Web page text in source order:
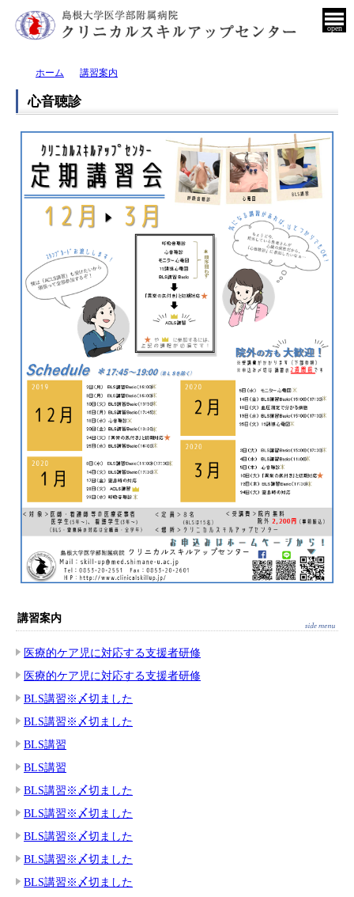
open
ホーム 講習案内
心音聴診
講習案内
医療的ケア児に対応する支援者研修
医療的ケア児に対応する支援者研修
BLS講習※〆切ました
BLS講習※〆切ました
BLS講習
BLS講習
BLS講習※〆切ました
BLS講習※〆切ました
BLS講習※〆切ました
BLS講習※〆切ました
BLS講習※〆切ました